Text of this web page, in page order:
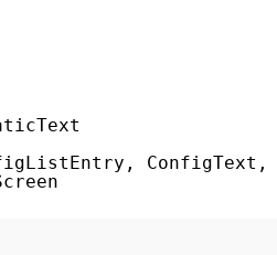
ConfigText,